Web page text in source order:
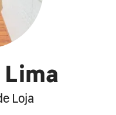
Loja